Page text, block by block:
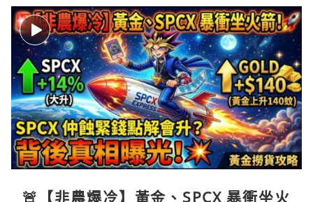
🚨【非農爆冷】黃金、SPCX 暴衝坐火